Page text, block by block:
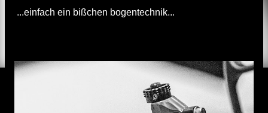
...einfach ein bißchen bogentechnik...